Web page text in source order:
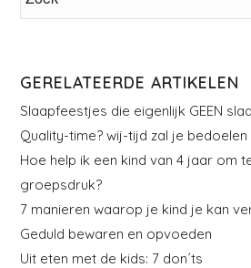
GERELATEERDE ARTIKELEN
Slaapfeestjes die eigenlijk GEEN
Quality-time? wij-tijd zal je bedoelen
Hoe help ik een kind van 4 jaar om
groepsdruk?
7 manieren waarop je kind je kan
Geduld bewaren en opvoeden
Uit eten met de kids: 7 don´ts